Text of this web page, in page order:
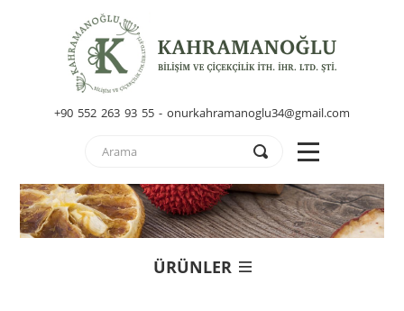
+90 552 263 93 55 - onurkahramanoglu34@gmail.com
ÜRÜNLER